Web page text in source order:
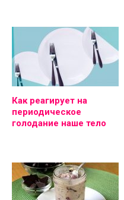
Как реагирует на
периодическое
голодание наше тело